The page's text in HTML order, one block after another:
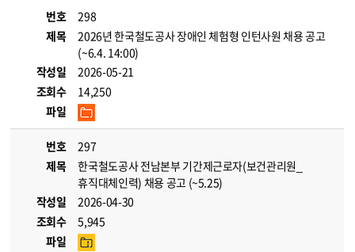
번호
298
제목
2026년 한국철도공사 장애인 체험형 인턴사원 채용 공고
(~6.4. 14:00)
작성일
2026-05-21
조회수
14,250
파일
번호
297
제목
한국철도공사 전남본부 기간제근로자(보건관리원_
휴직대체인력) 채용 공고 (~5.25)
작성일
2026-04-30
조회수
5,945
파일